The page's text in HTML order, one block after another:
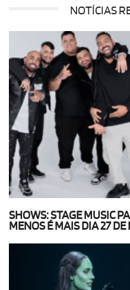
NOTÍCIAS
SHOWS: STAGE MUSIC
MENOS É MAIS DIA 27 DE